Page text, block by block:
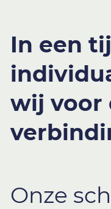
In een
wij voor
Onze